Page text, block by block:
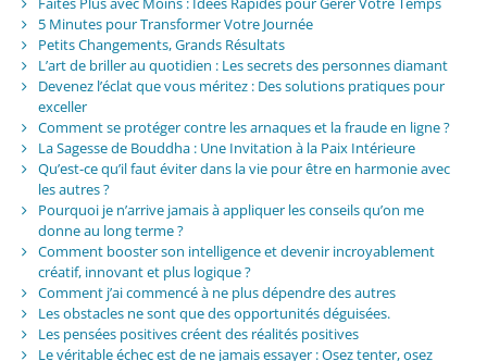
5 Minutes pour Transformer Votre Journée
Petits Changements, Grands Résultats
L’art de briller au quotidien : Les secrets des personnes diamant
Devenez l’éclat que vous méritez : Des solutions pratiques pour
exceller
Comment se protéger contre les arnaques et la fraude en ligne ?
La Sagesse de Bouddha : Une Invitation à la Paix Intérieure
Qu’est-ce qu’il faut éviter dans la vie pour être en harmonie avec
les autres ?
Pourquoi je n’arrive jamais à appliquer les conseils qu’on me
donne au long terme ?
Comment booster son intelligence et devenir incroyablement
créatif, innovant et plus logique ?
Comment j’ai commencé à ne plus dépendre des autres
Les obstacles ne sont que des opportunités déguisées.
Les pensées positives créent des réalités positives
Le véritable échec est de ne jamais essayer : Osez tenter, osez